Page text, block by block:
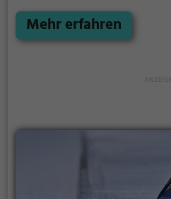
stellen.
Mehr erfahren